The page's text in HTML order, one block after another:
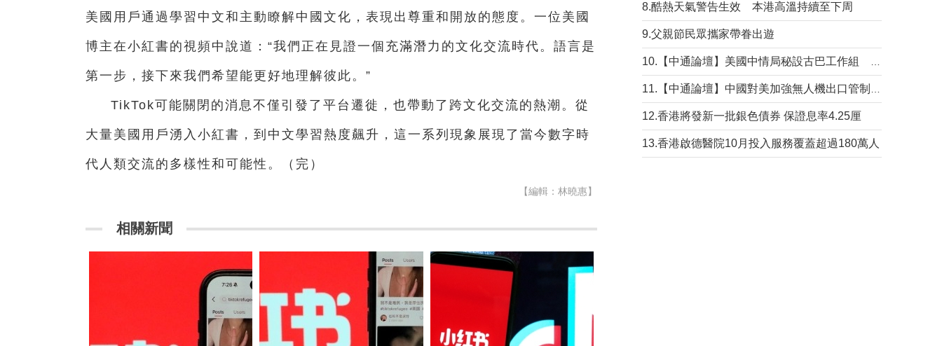
美國用戶通過學習中文和主動瞭解中國文化，表現出尊重和開放的態度。一位美國
博主在小紅書的視頻中說道：“我們正在見證一個充滿潛力的文化交流時代。語言是
第一步，接下來我們希望能更好地理解彼此。”
TikTok可能關閉的消息不僅引發了平台遷徙，也帶動了跨文化交流的熱潮。從
大量美國用戶湧入小紅書，到中文學習熱度飆升，這一系列現象展現了當今數字時
代人類交流的多樣性和可能性。（完）
【編輯：林曉惠】
相關新聞
8.酷熱天氣警告生效 本港高溫持續至下周
9.父親節民眾攜家帶眷出遊
12.香港將發新一批銀色債券 保證息率4.25厘
13.香港啟德醫院10月投入服務覆蓋超過180萬人